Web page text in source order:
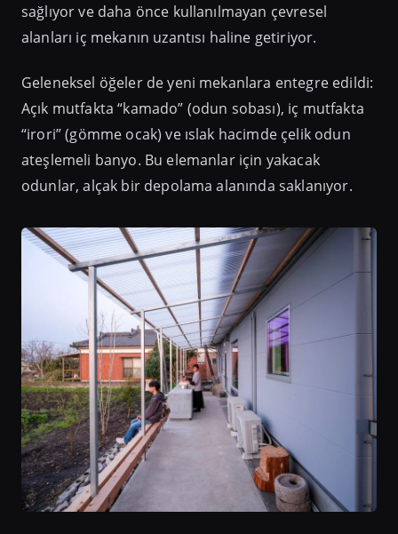
sağlıyor ve daha önce kullanılmayan çevresel
alanları iç mekanın uzantısı haline getiriyor.
Geleneksel öğeler de yeni mekanlara entegre edildi:
Açık mutfakta “kamado” (odun sobası), iç mutfakta
“irori” (gömme ocak) ve ıslak hacimde çelik odun
ateşlemeli banyo. Bu elemanlar için yakacak
odunlar, alçak bir depolama alanında saklanıyor.